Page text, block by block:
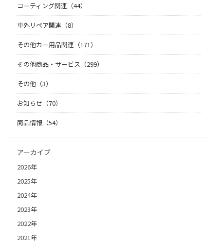
コーティング関連（44）
車外リペア関連（8）
その他カー用品関連（171）
その他商品・サービス（299）
その他（3）
お知らせ（70）
商品情報（54）
アーカイブ
2026年
2025年
2024年
2023年
2022年
2021年